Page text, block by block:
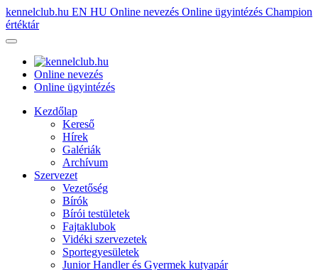
kennelclub.hu EN HU Online nevezés Online ügyintézés Champion
értéktár
Online nevezés
Online ügyintézés
Kezdőlap
Kereső
Hírek
Galériák
Archívum
Szervezet
Vezetőség
Bírók
Bírói testületek
Fajtaklubok
Vidéki szervezetek
Sportegyesületek
Junior Handler és Gyermek kutyapár